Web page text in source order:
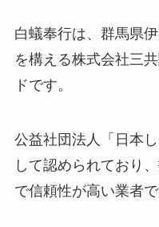
白蟻奉行は、群馬県
を構える株式会社三
ドです。
公益社団法人「日本
して認められており
で信頼性が高い業者で